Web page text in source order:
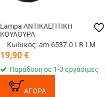
Lampa ΑΝΤΙΚΛΕΠΤΙΚΗ
ΚΟΥΛΟΥΡΑ
Κωδικός: am-6537.0-LB-LM
19,90€
Παράδοση σε 1-3 εργάσιμες
ΑΓΟΡΑ